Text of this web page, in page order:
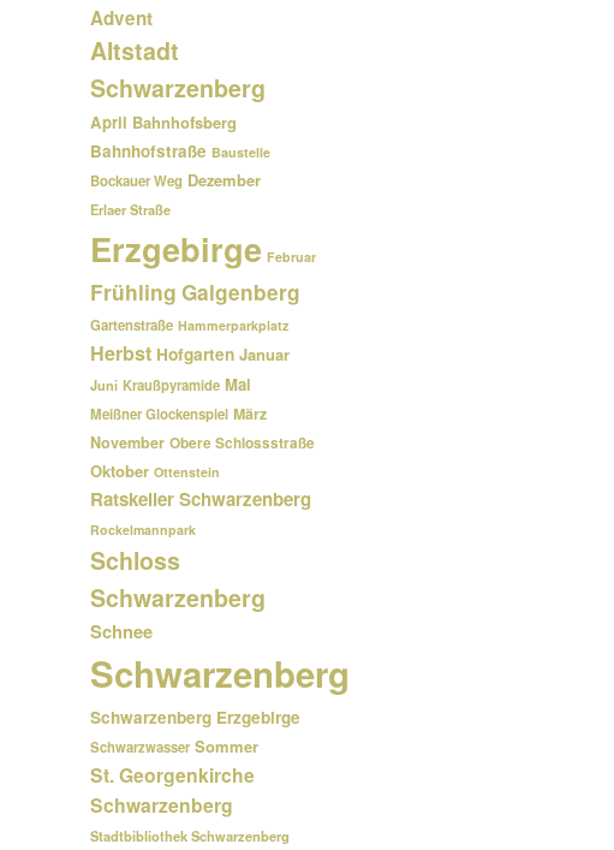
Advent
Altstadt
Schwarzenberg
April Bahnhofsberg
Bahnhofstraße Baustelle
Bockauer Weg Dezember
Erlaer Straße
Erzgebirge Februar
Frühling Galgenberg
Gartenstraße Hammerparkplatz
Herbst Hofgarten Januar
Juni Kraußpyramide Mai
Meißner Glockenspiel März
November Obere Schlossstraße
Oktober Ottenstein
Ratskeller Schwarzenberg
Rockelmannpark
Schloss
Schwarzenberg
Schnee
Schwarzenberg
Schwarzenberg Erzgebirge
Schwarzwasser Sommer
St. Georgenkirche
Schwarzenberg
Stadtbibliothek Schwarzenberg